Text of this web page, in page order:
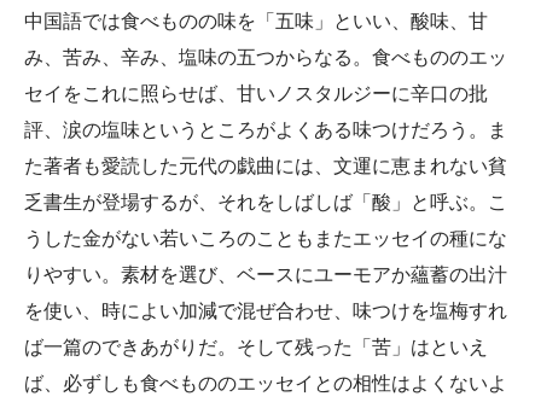
中国語では食べものの味を「五味」といい、酸味、甘
み、苦み、辛み、塩味の五つからなる。食べもののエッ
セイをこれに照らせば、甘いノスタルジーに辛口の批
評、涙の塩味というところがよくある味つけだろう。ま
た著者も愛読した元代の戯曲には、文運に恵まれない貧
乏書生が登場するが、それをしばしば「酸」と呼ぶ。こ
うした金がない若いころのこともまたエッセイの種にな
りやすい。素材を選び、ベースにユーモアか蘊蓄の出汁
を使い、時によい加減で混ぜ合わせ、味つけを塩梅すれ
ば一篇のできあがりだ。そして残った「苦」はといえ
ば、必ずしも食べもののエッセイとの相性はよくないよ